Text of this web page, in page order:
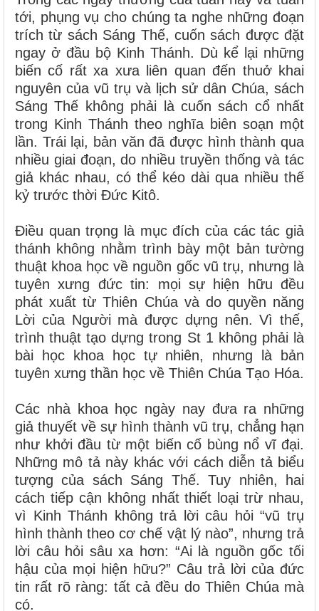
tới, phụng vụ cho chúng ta nghe những đoạn
trích từ sách Sáng Thế, cuốn sách được đặt
ngay ở đầu bộ Kinh Thánh. Dù kể lại những
biến cố rất xa xưa liên quan đến thuở khai
nguyên của vũ trụ và lịch sử dân Chúa, sách
Sáng Thế không phải là cuốn sách cổ nhất
trong Kinh Thánh theo nghĩa biên soạn một
lần. Trái lại, bản văn đã được hình thành qua
nhiều giai đoạn, do nhiều truyền thống và tác
giả khác nhau, có thể kéo dài qua nhiều thế
kỷ trước thời Đức Kitô.
Điều quan trọng là mục đích của các tác giả
thánh không nhằm trình bày một bản tường
thuật khoa học về nguồn gốc vũ trụ, nhưng là
tuyên xưng đức tin: mọi sự hiện hữu đều
phát xuất từ Thiên Chúa và do quyền năng
Lời của Người mà được dựng nên. Vì thế,
trình thuật tạo dựng trong St 1 không phải là
bài học khoa học tự nhiên, nhưng là bản
tuyên xưng thần học về Thiên Chúa Tạo Hóa.
Các nhà khoa học ngày nay đưa ra những
giả thuyết về sự hình thành vũ trụ, chẳng hạn
như khởi đầu từ một biến cố bùng nổ vĩ đại.
Những mô tả này khác với cách diễn tả biểu
tượng của sách Sáng Thế. Tuy nhiên, hai
cách tiếp cận không nhất thiết loại trừ nhau,
vì Kinh Thánh không trả lời câu hỏi “vũ trụ
hình thành theo cơ chế vật lý nào”, nhưng trả
lời câu hỏi sâu xa hơn: “Ai là nguồn gốc tối
hậu của mọi hiện hữu?” Câu trả lời của đức
tin rất rõ ràng: tất cả đều do Thiên Chúa mà
có.